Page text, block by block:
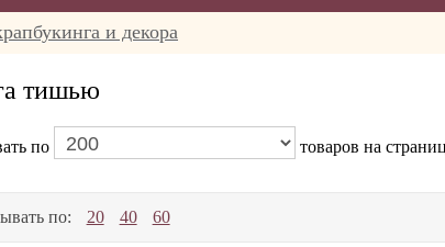
и декора
тишью
по товаров на
по: 20 40 60